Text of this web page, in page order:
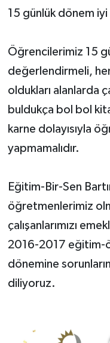
15 günlük dönem
Öğrencilerimiz 15
değerlendirmeli,
oldukları alanlarda
buldukça bol bol
karne dolayısıyla
yapmamalıdır.
Eğitim-Bir-Sen
öğretmenlerimiz
çalışanlarımızı
2016-2017 eğitim-
dönemine
diliyoruz.